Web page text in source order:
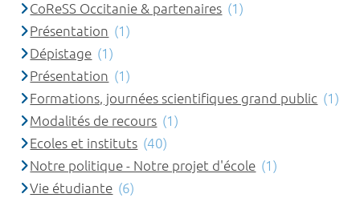
CoReSS Occitanie & partenaires (1)
Présentation (1)
Dépistage (1)
Présentation (1)
Formations, journées scientifiques grand public (1)
Modalités de recours (1)
Ecoles et instituts (40)
Notre politique - Notre projet d'école (1)
Vie étudiante (6)